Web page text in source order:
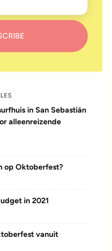
in San Sebastián
alleenreizende
op Oktoberfest?
in 2021
vanuit